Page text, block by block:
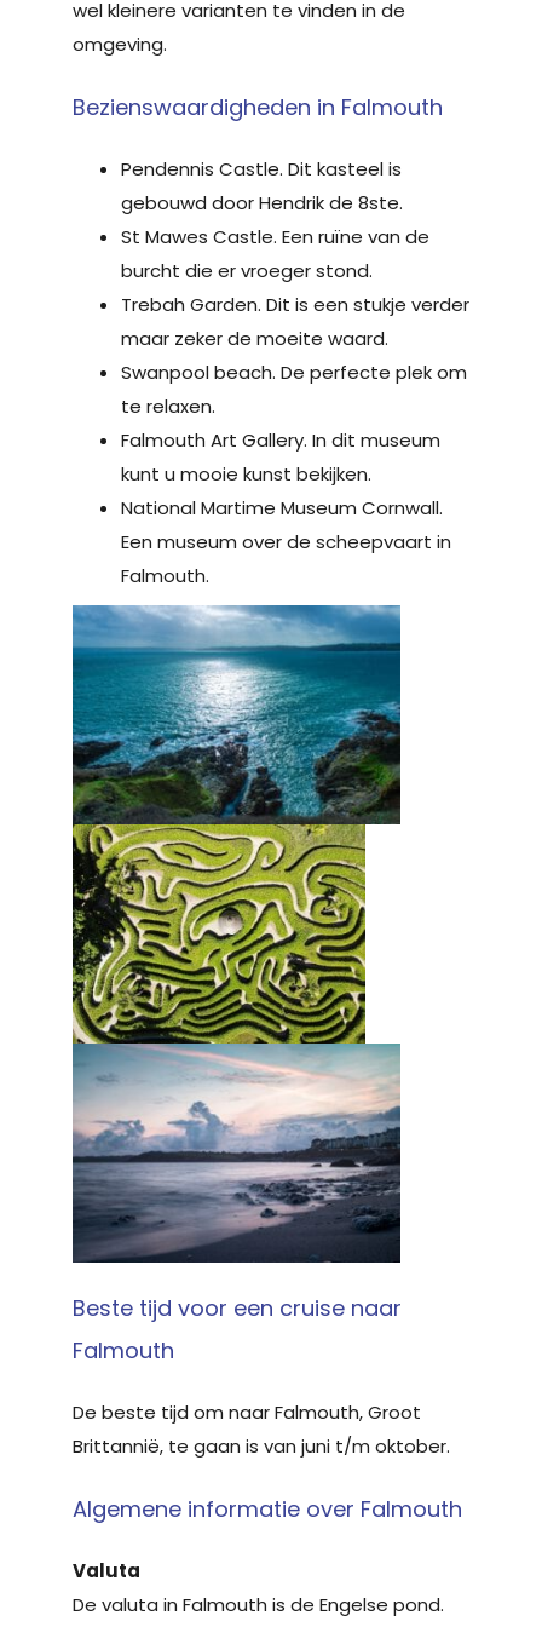
wel kleinere varianten te vinden in de
omgeving.
Bezienswaardigheden in Falmouth
Pendennis Castle. Dit kasteel is
gebouwd door Hendrik de 8ste.
St Mawes Castle. Een ruïne van de
burcht die er vroeger stond.
Trebah Garden. Dit is een stukje verder
maar zeker de moeite waard.
Swanpool beach. De perfecte plek om
te relaxen.
Falmouth Art Gallery. In dit museum
kunt u mooie kunst bekijken.
National Martime Museum Cornwall.
Een museum over de scheepvaart in
Falmouth.
Beste tijd voor een cruise naar
Falmouth
De beste tijd om naar Falmouth, Groot
Brittannië, te gaan is van juni t/m oktober.
Algemene informatie over Falmouth
Valuta
De valuta in Falmouth is de Engelse pond.